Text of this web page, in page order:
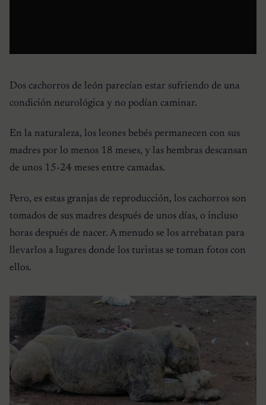
Dos cachorros de león parecían estar sufriendo de una
condición neurológica y no podían caminar.
En la naturaleza, los leones bebés permanecen con sus
madres por lo menos 18 meses, y las hembras descansan
de unos 15-24 meses entre camadas.
Pero, es estas granjas de reproducción, los cachorros son
tomados de sus madres después de unos días, o incluso
horas después de nacer. A menudo se los arrebatan para
llevarlos a lugares donde los turistas se toman fotos con
ellos.